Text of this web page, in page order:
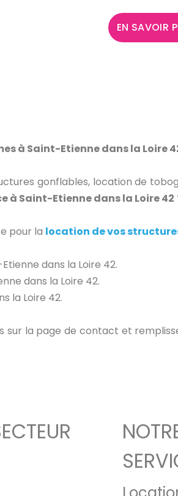
EN SAVOIR
à Saint-Etienne dans la Loire
gonflables, location de
à Saint-Etienne dans la Loire 42
pour la location de vos
dans la Loire 42.
dans la Loire 42.
la Loire 42.
sur la page de contact et